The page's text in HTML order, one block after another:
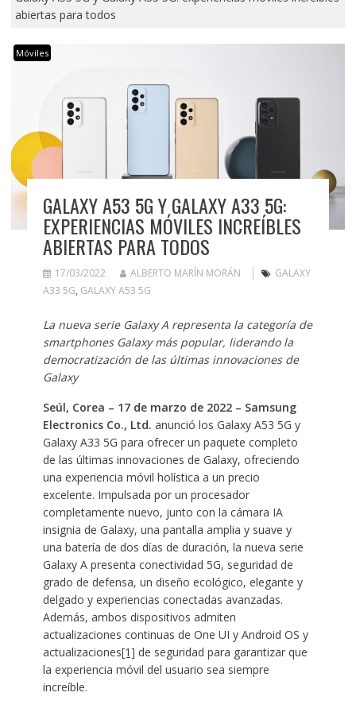
abiertas para todos
Móviles
GALAXY A53 5G Y GALAXY A33 5G:
EXPERIENCIAS MÓVILES INCREÍBLES
ABIERTAS PARA TODOS
17/03/2022 ALBERTO MARÍN MORÁN
GALAXY
A33 5G, GALAXY A53 5G
La nueva serie Galaxy A representa la categoría de
smartphones Galaxy más popular, liderando la
democratización de las últimas innovaciones de
Galaxy
Seúl, Corea – 17 de marzo de 2022 – Samsung
Electronics Co., Ltd. anunció los Galaxy A53 5G y
Galaxy A33 5G para ofrecer un paquete completo
de las últimas innovaciones de Galaxy, ofreciendo
una experiencia móvil holística a un precio
excelente. Impulsada por un procesador
completamente nuevo, junto con la cámara IA
insignia de Galaxy, una pantalla amplia y suave y
una batería de dos días de duración, la nueva serie
Galaxy A presenta conectividad 5G, seguridad de
grado de defensa, un diseño ecológico, elegante y
delgado y experiencias conectadas avanzadas.
Además, ambos dispositivos admiten
actualizaciones continuas de One UI y Android OS y
actualizaciones[1] de seguridad para garantizar que
la experiencia móvil del usuario sea siempre
increíble.